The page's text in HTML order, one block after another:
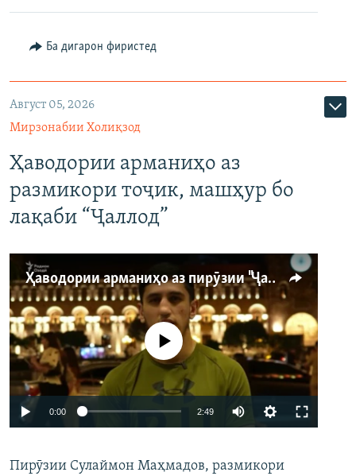
Ба дигарон фиристед
Август 05, 2026
Мирзонабии Холиқзод
Ҳаводории арманиҳо аз
размикори тоҷик, машҳур бо
лақаби “Ҷаллод”
Ҳаводории арманиҳо аз пирӯзии "Ҷаллод"-и тоҷик
Феълан кор намекунад
0:00 2:49
360p
Пирӯзии Сулаймон Маҳмадов, размикори